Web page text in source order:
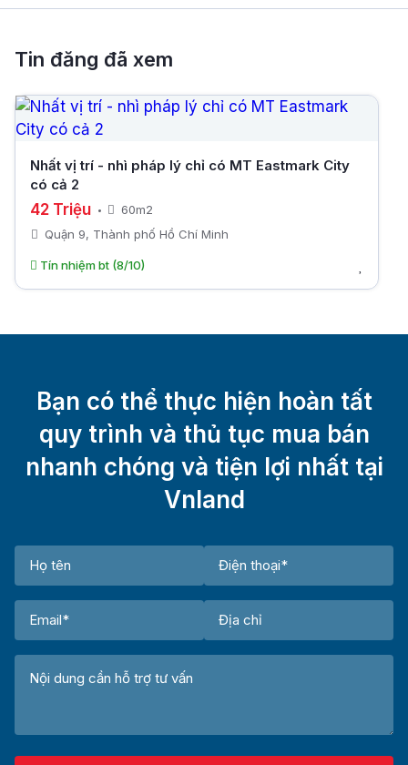
Tin đăng đã xem
Nhất vị trí - nhì pháp lý chỉ có MT Eastmark City
có cả 2
42 Triệu
60m2
Quận 9, Thành phố Hồ Chí Minh
Tín nhiệm bt (8/10)
Bạn có thể thực hiện hoàn tất
quy trình và thủ tục mua bán
nhanh chóng và tiện lợi nhất tại
Vnland